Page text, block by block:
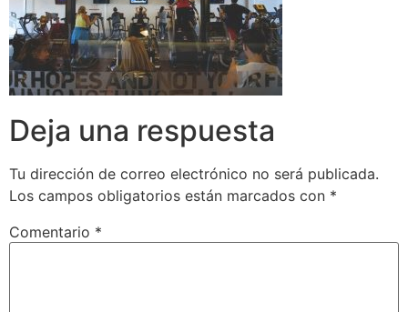
Deja una respuesta
Tu dirección de correo electrónico no será publicada.
Los campos obligatorios están marcados con *
Comentario *